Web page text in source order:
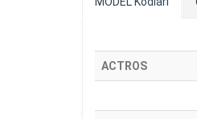
ACTROS